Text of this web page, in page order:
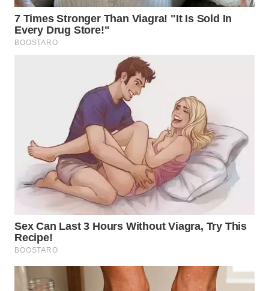
LANGKAT
WN
WN
KARO
WN
SIMALUNGUN
WN
LABUHANBATU
WN